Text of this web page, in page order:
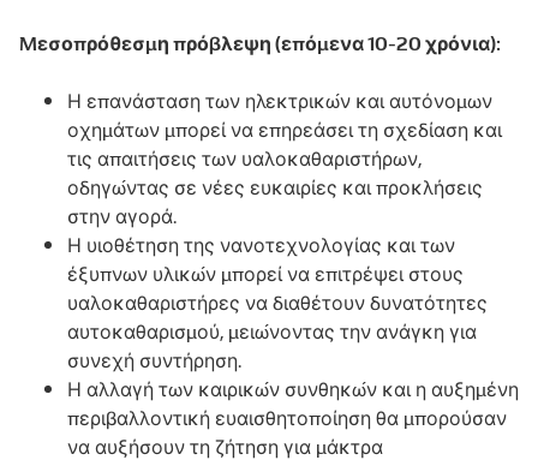
Μεσοπρόθεσμη πρόβλεψη (επόμενα 10-20 χρόνια):
Η επανάσταση των ηλεκτρικών και αυτόνομων
οχημάτων μπορεί να επηρεάσει τη σχεδίαση και
τις απαιτήσεις των υαλοκαθαριστήρων,
οδηγώντας σε νέες ευκαιρίες και προκλήσεις
στην αγορά.
Η υιοθέτηση της νανοτεχνολογίας και των
έξυπνων υλικών μπορεί να επιτρέψει στους
υαλοκαθαριστήρες να διαθέτουν δυνατότητες
αυτοκαθαρισμού, μειώνοντας την ανάγκη για
συνεχή συντήρηση.
Η αλλαγή των καιρικών συνθηκών και η αυξημένη
περιβαλλοντική ευαισθητοποίηση θα μπορούσαν
να αυξήσουν τη ζήτηση για μάκτρα